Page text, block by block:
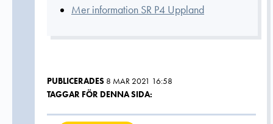
Mer information SR P4 Uppland
PUBLICERADES 8 MAR 2021 16:58
TAGGAR FÖR DENNA SIDA: